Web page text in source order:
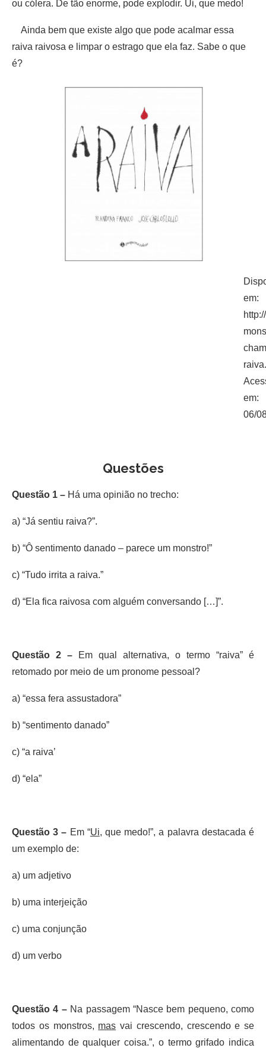
ou cólera. De tão enorme, pode explodir. Ui, que medo!
Ainda bem que existe algo que pode acalmar essa
raiva raivosa e limpar o estrago que ela faz. Sabe o que
é?
em:
em:
06/
Questões
Questão 1 – Há uma opinião no trecho:
a) “Já sentiu raiva?”.
b) “Ô sentimento danado – parece um monstro!”
c) “Tudo irrita a raiva.”
d) “Ela fica raivosa com alguém conversando […]”.
Questão 2 – Em qual alternativa, o termo “raiva” é
retomado por meio de um pronome pessoal?
a) “essa fera assustadora”
b) “sentimento danado”
c) “a raiva’
d) “ela”
Questão 3 – Em “Ui, que medo!”, a palavra destacada é
um exemplo de:
a) um adjetivo
b) uma interjeição
c) uma conjunção
d) um verbo
Questão 4 –Na passagem “Nasce bem pequeno, como
todos os monstros, mas vai crescendo, crescendo e se
alimentando de qualquer coisa.”, o termo grifado indica